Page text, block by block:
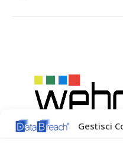
Gestisci